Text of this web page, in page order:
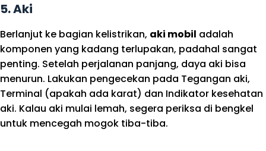
5.Aki
Berlanjut ke bagian kelistrikan, aki mobil adalah
komponen yang kadang terlupakan, padahal sangat
penting. Setelah perjalanan panjang, daya aki bisa
menurun. Lakukan pengecekan pada Tegangan aki,
Terminal (apakah ada karat) dan Indikator kesehatan
aki. Kalau aki mulai lemah, segera periksa di bengkel
untuk mencegah mogok tiba-tiba.